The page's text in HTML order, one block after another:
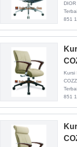
851
Kursi
851